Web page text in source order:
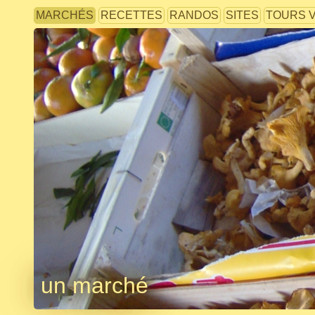
MARCHÉS RECETTES RANDOS SITES TOURS
un marché